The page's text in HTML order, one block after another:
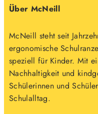
Über McNeill
McNeill steht seit
ergonomische
speziell für Kinder. Mit
Nachhaltigkeit und
Schülerinnen und
Schulalltag.